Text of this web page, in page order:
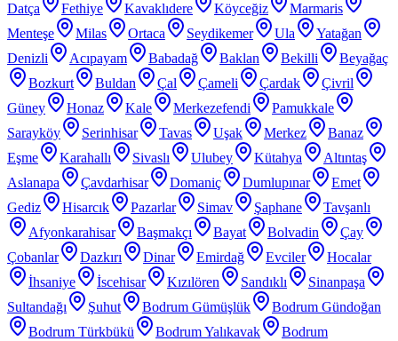
Datça
Fethiye Kavaklıdere Köyceğiz
Marmaris
Menteşe
Milas Ortaca Seydikemer Ula
Yatağan
Denizli
Acıpayam Babadağ Baklan Bekilli
Beyağaç
Bozkurt
Buldan Çal Çameli Çardak
Çivril
Güney
Honaz Kale Merkezefendi
Pamukkale
Sarayköy
Serinhisar Tavas Uşak Merkez
Banaz
Eşme
Karahallı Sivaslı Ulubey Kütahya
Altıntaş
Aslanapa
Çavdarhisar Domaniç Dumlupınar
Emet
Gediz
Hisarcık Pazarlar Simav Şaphane
Tavşanlı
Afyonkarahisar
Başmakçı Bayat Bolvadin
Çay
Çobanlar
Dazkırı Dinar Emirdağ Evciler
Hocalar
İhsaniye
İscehisar Kızılören Sandıklı
Sinanpaşa
Sultandağı
Şuhut Bodrum Gümüşlük
Bodrum Gündoğan
Bodrum Türkbükü
Bodrum Yalıkavak
Bodrum